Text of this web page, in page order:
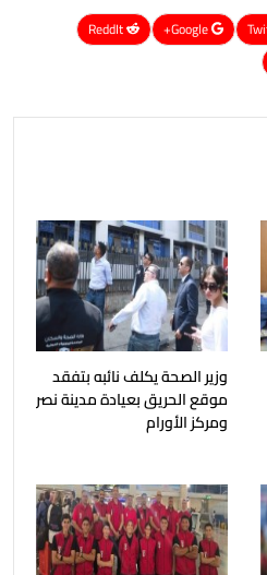
Google+
ReddIt
وزير الصحة يكلف نائبه بتفقد
موقع الحريق بعيادة مدينة نصر
ومركز الأورام